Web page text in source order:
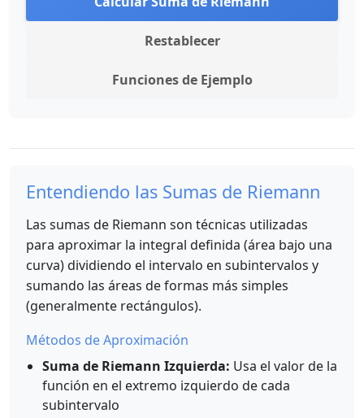
Restablecer
Funciones de Ejemplo
Entendiendo las Sumas de Riemann
Las sumas de Riemann son técnicas utilizadas
para aproximar la integral definida (área bajo una
curva) dividiendo el intervalo en subintervalos y
sumando las áreas de formas más simples
(generalmente rectángulos).
Métodos de Aproximación
Suma de Riemann Izquierda: Usa el valor de la
función en el extremo izquierdo de cada
subintervalo